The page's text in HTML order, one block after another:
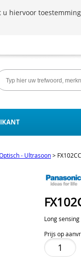
- Ultrasoon>
Long
Prijs op
hiervoor